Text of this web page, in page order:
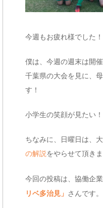
今週もお疲れ様でした！
僕は、今週の週末は開
千葉県の大会を見に、
す！
小学生の笑顔が見たい！
ちなみに、日曜日は、大
の解説 をやらせて頂きま
今回の投稿は、協働企
リベ多治見」 さんです。